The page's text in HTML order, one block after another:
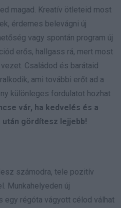
magad. Kreatív ötleteid most
érdemes belevágni új
vagy spontán program új
erős, hallgass rá, mert most
Családod és barátaid
ami további erőt ad a
különleges fordulatot hozhat
vár, ha kedvelés és a
gördítesz lejjebb!
számodra, tele pozitív
Munkahelyeden új
egy régóta vágyott célod válhat